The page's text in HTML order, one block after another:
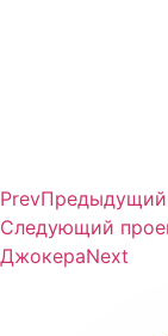
PrevПредыдущий
Следующий
ДжокераNext